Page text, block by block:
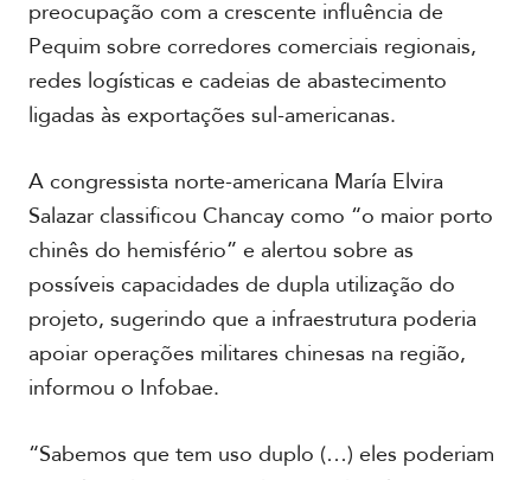
R
e
p
r
a
g
m
e
s
p
e
i
a
F
o
t
o
preocupação com a crescente influência de
Pequim sobre corredores comerciais regionais,
redes logísticas e cadeias de abastecimento
ligadas às exportações sul-americanas.
A congressista norte-americana María Elvira
Salazar classificou Chancay como “o maior porto
chinês do hemisfério” e alertou sobre as
possíveis capacidades de dupla utilização do
projeto, sugerindo que a infraestrutura poderia
apoiar operações militares chinesas na região,
informou o Infobae.
“Sabemos que tem uso duplo (…) eles poderiam